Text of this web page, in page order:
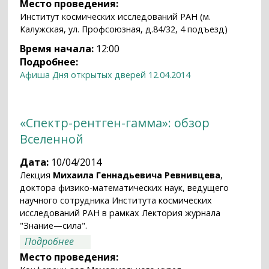
Место проведения:
Институт космических исследований РАН (м.
Калужская, ул. Профсоюзная, д.84/32, 4 подъезд)
Время начала: 12:00
Подробнее:
Афиша Дня открытых дверей 12.04.2014
«Спектр-рентген-гамма»: обзор
Вселенной
Дата: 10/04/2014
Лекция Михаила Геннадьевича Ревнивцева,
доктора физико-математических наук, ведущего
научного сотрудника Института космических
исследований РАН в рамках Лектория журнала
"Знание—сила".
Подробнее
Вселенной
Место проведения: